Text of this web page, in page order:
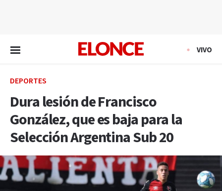
VIVO
DEPORTES
Dura lesión de Francisco
González, que es baja para la
Selección Argentina Sub 20